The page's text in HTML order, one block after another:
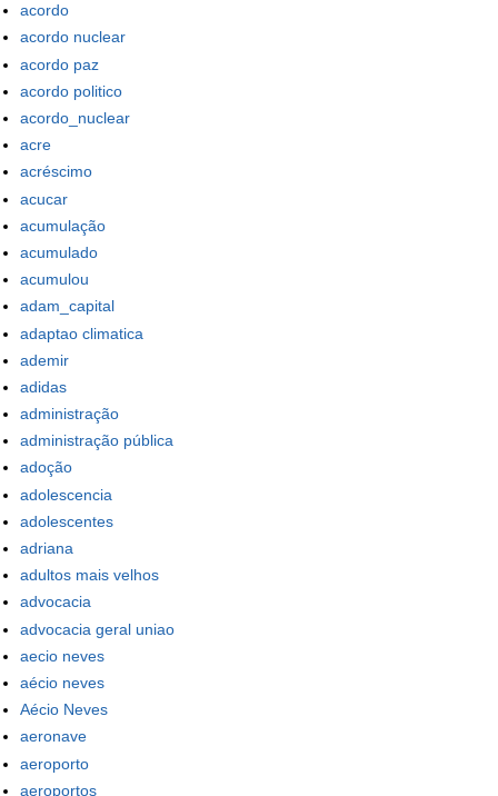
acordo
acordo nuclear
acordo paz
acordo politico
acordo_nuclear
acre
acréscimo
acucar
acumulação
acumulado
acumulou
adam_capital
adaptao climatica
ademir
adidas
administração
administração pública
adoção
adolescencia
adolescentes
adriana
adultos mais velhos
advocacia
advocacia geral uniao
aecio neves
aécio neves
Aécio Neves
aeronave
aeroporto
aeroportos